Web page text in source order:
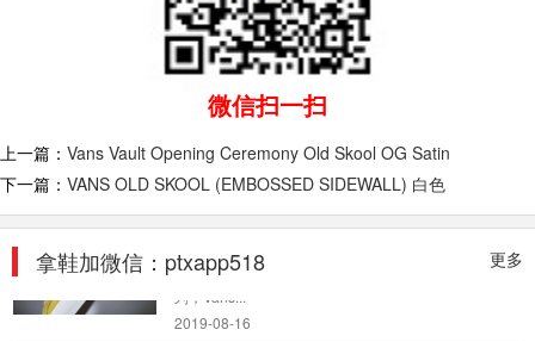
微信扫一扫
上一篇： Vans Vault Opening Ceremony Old Skool OG Satin
下一篇： VANS OLD SKOOL (EMBOSSED SIDEWALL) 白色
更多
拿鞋加微信：ptxapp518
VANS1966元限定OLD SKOOL 红色
1966元年OG鞋型 后跟做了字符别注 对于
OLDSKOOL爱好者来说 这是必备式样 配色也如
元年原色 鞋垫，鞋舌分...
莆田运动鞋 Vans Vault OG S...
此前我们已经独家带来 Vans Vault 2017 春季系
列，Vans...
2019-08-16